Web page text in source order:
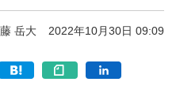
岳大 2022年10月30日 09:09